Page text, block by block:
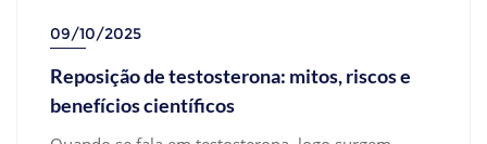
09/10/2025
Reposição de testosterona: mitos, riscos e
benefícios científicos